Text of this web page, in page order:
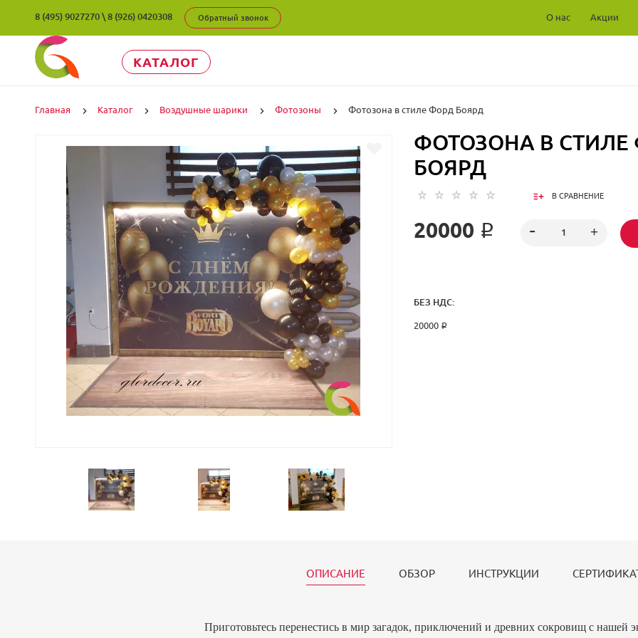
8 (495) 9027270 \ 8 (926) 0420308 Обратный звонок О нас Акции
КАТАЛОГ
Главная Каталог Воздушные шарики Фотозоны Фотозона в стиле Форд Боярд
ФОТОЗОНА В СТИЛЕ
БОЯРД
В СРАВНЕНИЕ
20000 ₽
БЕЗ НДС:
20000 ₽
ОПИСАНИЕ ОБЗОР ИНСТРУКЦИИ
Приготовьтесь перенестись в мир загадок, приключений и древних сокровищ с нашей